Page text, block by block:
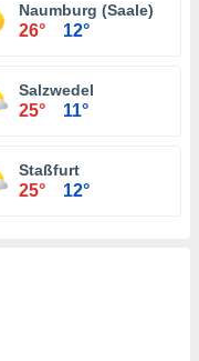
Naumburg (Saale)
26° 12°
Salzwedel
25° 11°
Staßfurt
25° 12°